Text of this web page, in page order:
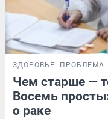
ЗДОРОВЬЕ ПРОБЛЕМА
Чем старше —
Восемь
о раке